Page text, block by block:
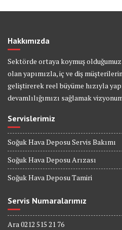
Hakkımızda
Sektörde ortaya koymuş
olan yapımızla, iç ve diş
geliştirerek reel büyüme hızıyla
devamlılığımızı sağlamak
Servislerimiz
Soğuk Hava Deposu Servis Bakımı
Soğuk Hava Deposu Arızası
Soğuk Hava Deposu Tamiri
Servis Numaralarımız
Ara 0212 515 21 76